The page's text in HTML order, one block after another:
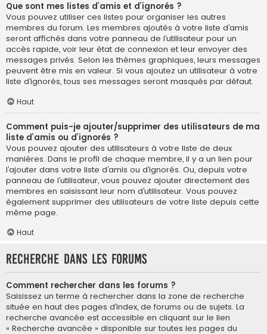
Que sont mes listes d’amis et d’ignorés ?
Vous pouvez utiliser ces listes pour organiser les autres
membres du forum. Les membres ajoutés à votre liste d’amis
seront affichés dans votre panneau de l’utilisateur pour un
accès rapide, voir leur état de connexion et leur envoyer des
messages privés. Selon les thèmes graphiques, leurs messages
peuvent être mis en valeur. Si vous ajoutez un utilisateur à votre
liste d’ignorés, tous ses messages seront masqués par défaut.
Haut
Comment puis-je ajouter/supprimer des utilisateurs de ma
liste d’amis ou d’ignorés ?
Vous pouvez ajouter des utilisateurs à votre liste de deux
manières. Dans le profil de chaque membre, il y a un lien pour
l’ajouter dans votre liste d’amis ou d’ignorés. Ou, depuis votre
panneau de l’utilisateur, vous pouvez ajouter directement des
membres en saisissant leur nom d’utilisateur. Vous pouvez
également supprimer des utilisateurs de votre liste depuis cette
même page.
Haut
Recherche dans les forums
Comment rechercher dans les forums ?
Saisissez un terme à rechercher dans la zone de recherche
située en haut des pages d’index, de forums ou de sujets. La
recherche avancée est accessible en cliquant sur le lien
« Recherche avancée » disponible sur toutes les pages du